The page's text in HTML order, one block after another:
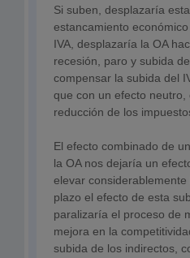
Si suben, desplazaría
estancamiento
IVA, desplazaría la OA
recesión, paro y subida
compensar la subida del
que con un efecto neutro,
reducción de los
El efecto combinado de
la OA nos dejaría un
elevar
plazo el efecto de esta
paralizaría el proceso de
mejora en la
subida de los indirectos,